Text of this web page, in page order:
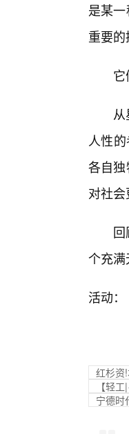
是某
重要
人性
各自
对社会
个充
活动：
红杉资
【轻
宁德